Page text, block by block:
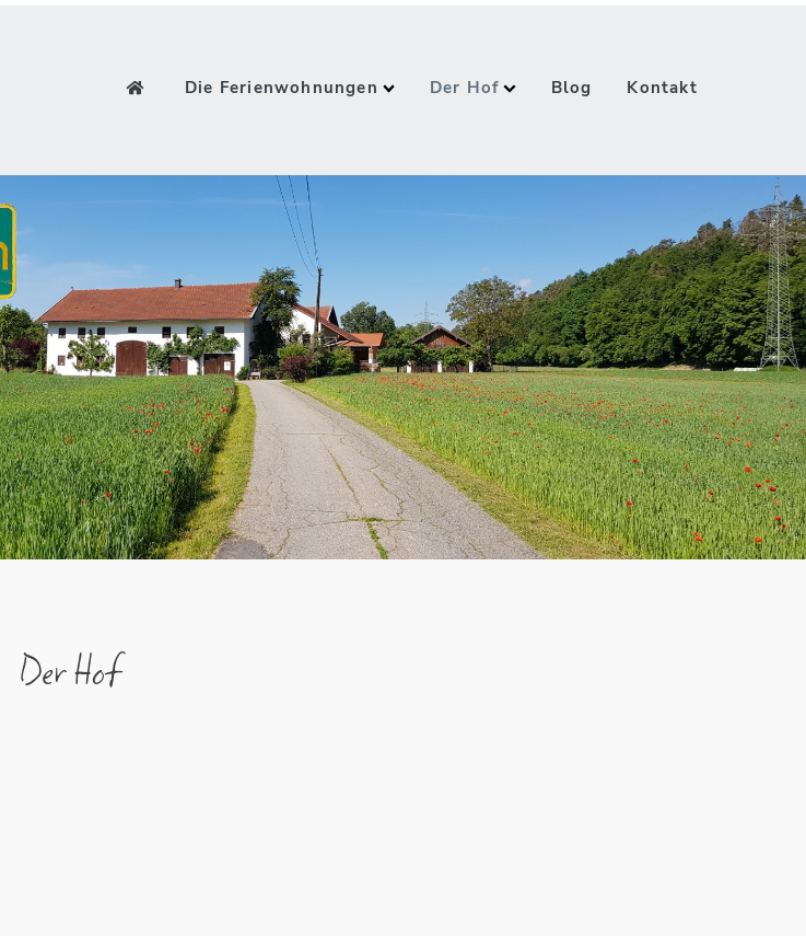
Die Ferienwohnungen Der Hof Blog Kontakt
Der Hof